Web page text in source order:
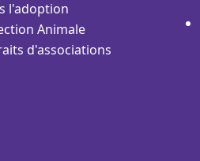
l'adoption
Animale
d'associations